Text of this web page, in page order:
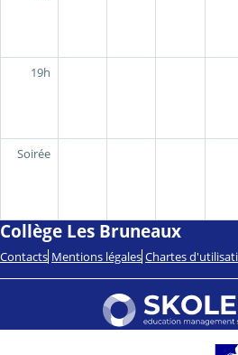
19h
Soirée
Collège Les Bruneaux
Contacts Mentions légales Chartes